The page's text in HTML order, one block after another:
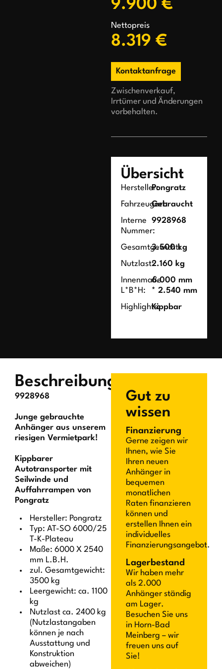
9.900 €
Nettopreis
8.319 €
Kontaktanfrage
Zwischenverkauf,
Irrtümer und Änderungen
vorbehalten.
Übersicht
Hersteller:Pongratz
Fahrzeugart:Gebraucht
Interne
Nummer:
9928968
Gesamtgewicht:
3.500 kg
Nutzlast:2.160 kg
Innenmaße
L*B*H:
6.000 mm
* 2.540 mm
Highlights:Kippbar
Beschreibung
9928968
Junge gebrauchte
Anhänger aus unserem
riesigen Vermietpark!
Kippbarer
Autotransporter mit
Seilwinde und
Auffahrrampen von
Pongratz
Hersteller: Pongratz
Typ: AT-SO 6000/25
T-K-Plateau
Maße: 6000 X 2540
mm L.B.H.
zul. Gesamtgewicht:
3500 kg
Leergewicht: ca. 1100
kg
Nutzlast ca. 2400 kg
(Nutzlastangaben
können je nach
Ausstattung und
Konstruktion
abweichen)
Gut zu
wissen
Finanzierung
Gerne zeigen wir
Ihnen, wie Sie
Ihren neuen
Anhänger in
bequemen
monatlichen
Raten finanzieren
können und
erstellen Ihnen ein
individuelles
Finanzierungsangebot.
Lagerbestand
Wir haben mehr
als 2.000
Anhänger ständig
am Lager.
Besuchen Sie uns
in Horn-Bad
Meinberg – wir
freuen uns auf
Sie!